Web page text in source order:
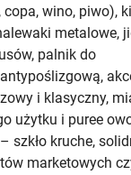
wino, piwo),
metalowe,
palnik do
i klasyczny,
użytku i puree
szkło kruche,
marketowych